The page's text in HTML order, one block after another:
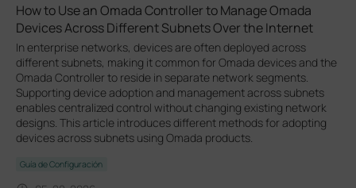
How to Use an Omada Controller to Manage Omada
Devices Across Different Subnets Over the Internet
In enterprise networks, devices are often deployed across
different subnets, making it common for Omada devices and the
Omada Controller to reside in separate network segments.
Supporting device adoption and management across subnets
enables centralized control without changing existing network
designs. This article introduces different methods for adopting
devices across subnets using Omada products.
Guía de Configuración